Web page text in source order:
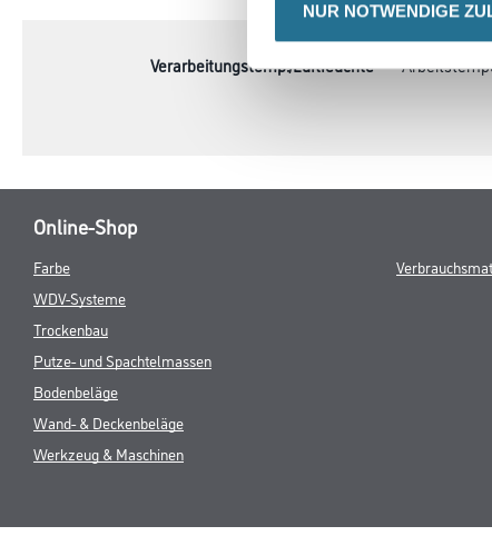
NUR NOTWENDIGE
Verarbeitungstemp./Luftfeuchte
Online-Shop
Farbe
WDV-Systeme
Trockenbau
Putze- und Spachtelmassen
Bodenbeläge
Wand- & Deckenbeläge
Werkzeug & Maschinen